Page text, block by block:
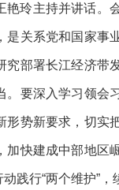
玲主持并讲话。
关系党和国家事
部署长江经济带
要深入学习领会
势新要求，切实
加快建成中部地区
践行“两个维护”